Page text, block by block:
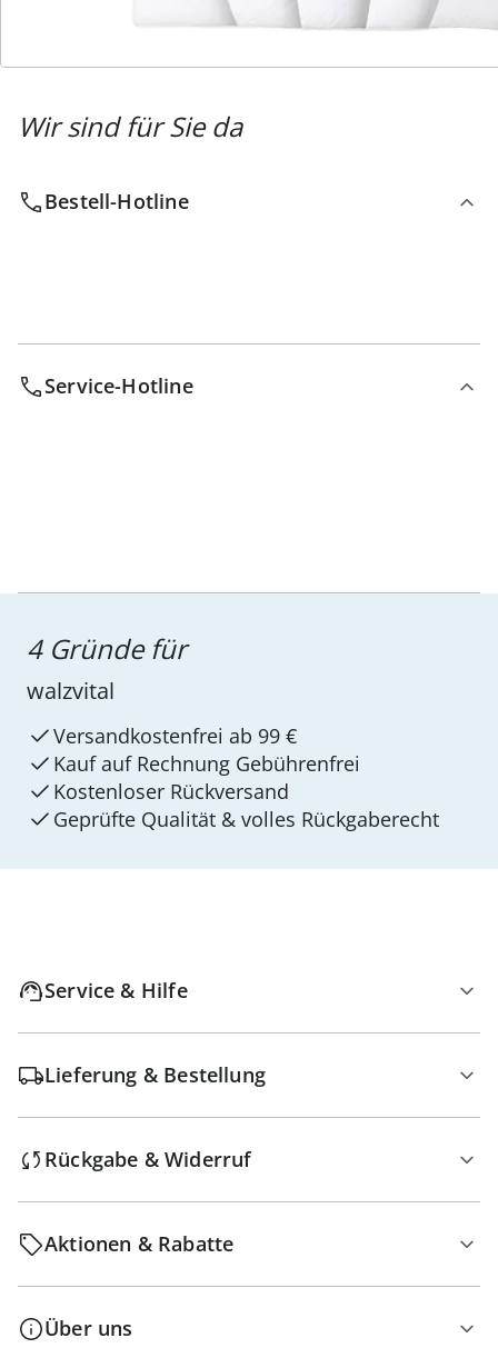
Wir sind für Sie da
Bestell-Hotline
Service-Hotline
4 Gründe für
walzvital
Versandkostenfrei ab 99 €
Kauf auf Rechnung Gebührenfrei
Kostenloser Rückversand
Geprüfte Qualität & volles Rückgaberecht
Service & Hilfe
Lieferung & Bestellung
Rückgabe & Widerruf
Aktionen & Rabatte
Über uns